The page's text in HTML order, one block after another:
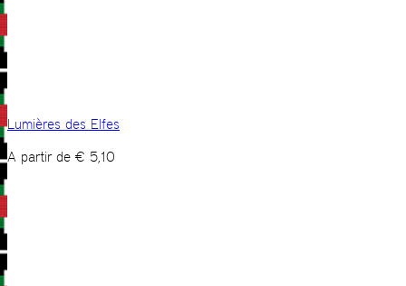
Lumières des Elfes
A partir de € 5,10